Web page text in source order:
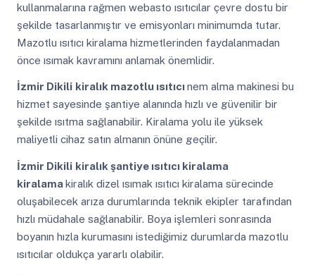
kullanmalarına rağmen webasto ısıtıcılar çevre dostu bir
şekilde tasarlanmıştır ve emisyonları minimumda tutar.
Mazotlu ısıtıcı kiralama hizmetlerinden faydalanmadan
önce ısımak kavramını anlamak önemlidir.
İzmir Dikili kiralık mazotlu ısıtıcınem alma makinesi bu
hizmet sayesinde şantiye alanında hızlı ve güvenilir bir
şekilde ısıtma sağlanabilir. Kiralama yolu ile yüksek
maliyetli cihaz satın almanın önüne geçilir.
İzmir Dikili kiralık şantiye ısıtıcı kiralama
kiralamakiralık dizel ısımak ısıtıcı kiralama sürecinde
oluşabilecek arıza durumlarında teknik ekipler tarafından
hızlı müdahale sağlanabilir. Boya işlemleri sonrasında
boyanın hızla kurumasını istediğimiz durumlarda mazotlu
ısıtıcılar oldukça yararlı olabilir.